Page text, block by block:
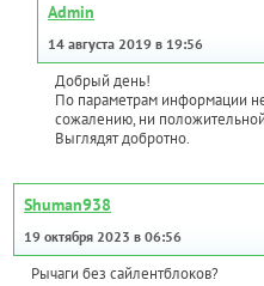
Admin
14 августа 2019 в 19:56
Добрый день!
По параметрам информации
сожалению, ни
Выглядят добротно.
Shuman938
19 октября 2023 в 06:56
Рычаги без сайлентблоков?